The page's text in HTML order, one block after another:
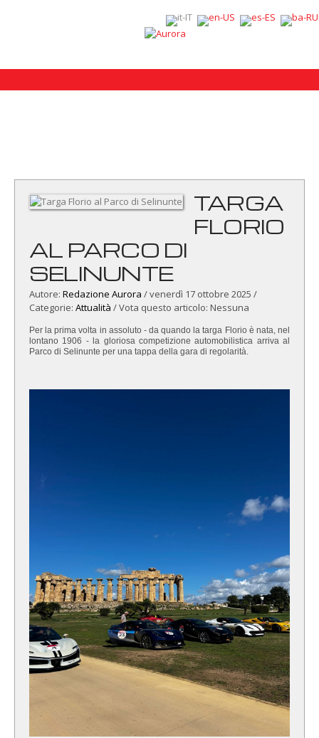
TARGA
FLORIO
AL PARCO DI
SELINUNTE
Autore: Redazione Aurora /venerdì 17 ottobre 2025 /
Categorie: Attualità / Vota questo articolo: Nessuna
Per la prima volta in assoluto - da quando la targa Florio è nata, nel
lontano 1906 - la gloriosa competizione automobilistica arriva al
Parco di Selinunte per una tappa della gara di regolarità.